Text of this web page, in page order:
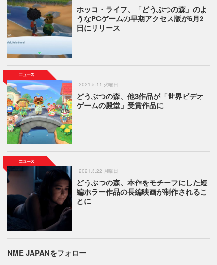
ホッコ・ライフ、「どうぶつの森」のよ
うなPCゲームの早期アクセス版が6月2
日にリリース
2021.5.11 火曜日
どうぶつの森、他3作品が「世界ビデオ
ゲームの殿堂」受賞作品に
2021.3.22 月曜日
どうぶつの森、本作をモチーフにした短
編ホラー作品の長編映画が制作されるこ
とに
NME JAPANをフォロー